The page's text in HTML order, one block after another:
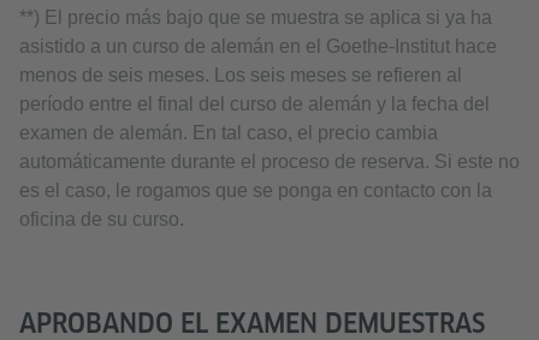
**) El precio más bajo que se muestra se aplica si ya ha
asistido a un curso de alemán en el Goethe-Institut hace
menos de seis meses. Los seis meses se refieren al
período entre el final del curso de alemán y la fecha del
examen de alemán. En tal caso, el precio cambia
automáticamente durante el proceso de reserva. Si este no
es el caso, le rogamos que se ponga en contacto con la
oficina de su curso.
APROBANDO EL EXAMEN DEMUESTRAS